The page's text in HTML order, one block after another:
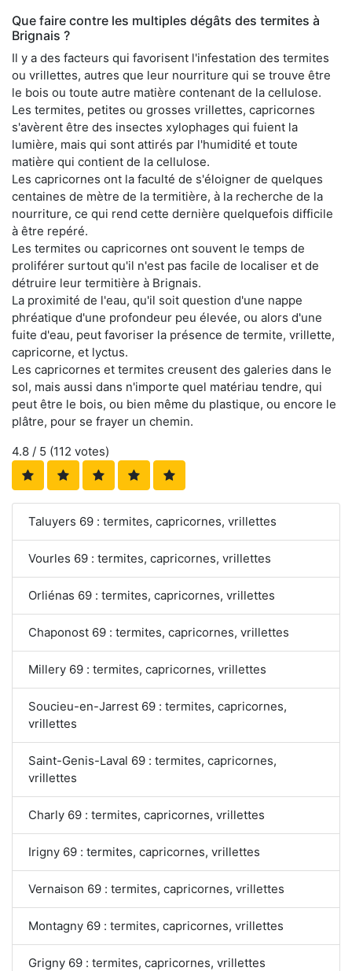
Que faire contre les multiples dégâts des termites à
Brignais ?
Il y a des facteurs qui favorisent l'infestation des termites
ou vrillettes, autres que leur nourriture qui se trouve être
le bois ou toute autre matière contenant de la cellulose.
Les termites, petites ou grosses vrillettes, capricornes
s'avèrent être des insectes xylophages qui fuient la
lumière, mais qui sont attirés par l'humidité et toute
matière qui contient de la cellulose.
Les capricornes ont la faculté de s'éloigner de quelques
centaines de mètre de la termitière, à la recherche de la
nourriture, ce qui rend cette dernière quelquefois difficile
à être repéré.
Les termites ou capricornes ont souvent le temps de
proliférer surtout qu'il n'est pas facile de localiser et de
détruire leur termitière à Brignais.
La proximité de l'eau, qu'il soit question d'une nappe
phréatique d'une profondeur peu élevée, ou alors d'une
fuite d'eau, peut favoriser la présence de termite, vrillette,
capricorne, et lyctus.
Les capricornes et termites creusent des galeries dans le
sol, mais aussi dans n'importe quel matériau tendre, qui
peut être le bois, ou bien même du plastique, ou encore le
plâtre, pour se frayer un chemin.
4.8 / 5 (112 votes)
Taluyers 69 : termites, capricornes, vrillettes
Vourles 69 : termites, capricornes, vrillettes
Orliénas 69 : termites, capricornes, vrillettes
Chaponost 69 : termites, capricornes, vrillettes
Millery 69 : termites, capricornes, vrillettes
Soucieu-en-Jarrest 69 : termites, capricornes,
vrillettes
Saint-Genis-Laval 69 : termites, capricornes,
vrillettes
Charly 69 : termites, capricornes, vrillettes
Irigny 69 : termites, capricornes, vrillettes
Vernaison 69 : termites, capricornes, vrillettes
Montagny 69 : termites, capricornes, vrillettes
Grigny 69 : termites, capricornes, vrillettes